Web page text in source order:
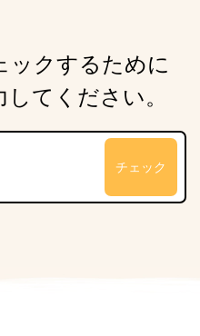
クするために
てください。
チェック